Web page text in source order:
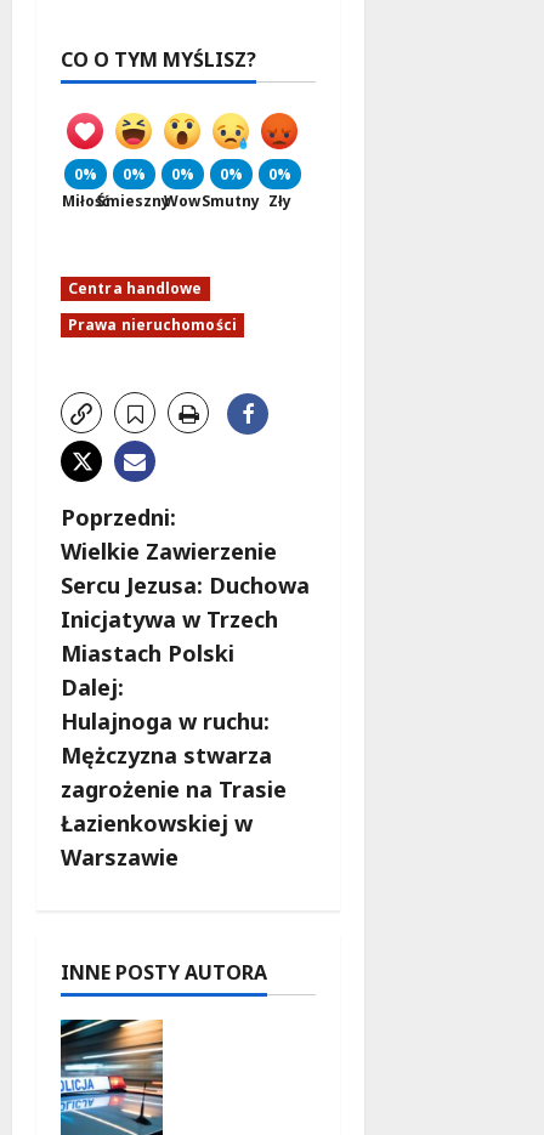
CO O TYM MYŚLISZ?
0%
Miłość
0%
Śmieszny
0%
Wow
0%
Smutny
0%
Zły
Centra handlowe
Prawa nieruchomości
Z
o
b
a
c
z
w
p
s
y
Poprzedni:
Wielkie Zawierzenie
Sercu Jezusa: Duchowa
Inicjatywa w Trzech
Miastach Polski
Dalej:
Hulajnoga w ruchu:
Mężczyzna stwarza
zagrożenie na Trasie
Łazienkowskiej w
Warszawie
INNE POSTY AUTORA